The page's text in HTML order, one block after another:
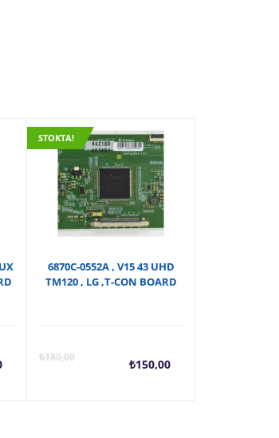
Orijinal
STOKTA!
6870C-0552A , V15 43 UHD
TM120 , LG ,T-CON BOARD
₺180,00 ₺150,00
Şu